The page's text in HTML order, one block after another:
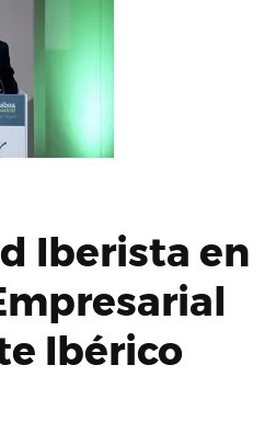
Iberista en
Ibérico